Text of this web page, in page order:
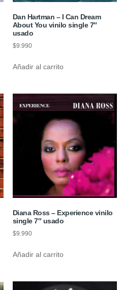
Dan Hartman – I Can Dream
About You vinilo single 7″
usado
$9.990
Añadir al carrito
Diana Ross – Experience vinilo
single 7″ usado
$9.990
Añadir al carrito